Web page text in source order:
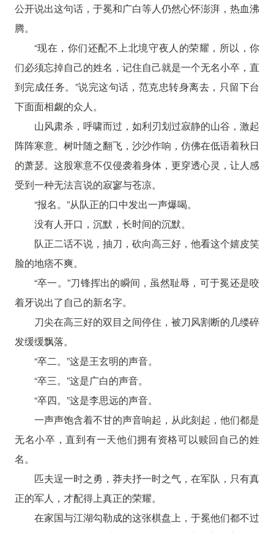
公开说出这句话，于冕和广白等人仍然心怀澎湃，热血沸
腾。
“现在，你们还配不上北境守夜人的荣耀，所以，你
们必须忘掉自己的姓名，记住自己就是一个无名小卒，直
到完成任务。”说完这句话，范克忠转身离去，只留下台
下面面相觑的众人。
山风肃杀，呼啸而过，如利刃划过寂静的山谷，激起
阵阵寒意。树叶随之翻飞，沙沙作响，仿佛在低语着秋日
的萧瑟。这股寒意不仅侵袭着身体，更穿透心灵，让人感
受到一种无法言说的寂寥与苍凉。
“报名。”从队正的口中发出一声爆喝。
没有人开口，沉默，长时间的沉默。
队正二话不说，抽刀，砍向高三好，他看这个嬉皮笑
脸的地痞不爽。
“卒一。”刀锋挥出的瞬间，虽然耻辱，可于冕还是咬
着牙说出了自己的新名字。
刀尖在高三好的双目之间停住，被刀风割断的几缕碎
发缓缓飘落。
“卒二。”这是王玄明的声音。
“卒三。”这是广白的声音。
“卒四。”这是李思远的声音。
一声声饱含着不甘的声音响起，从此刻起，他们都是
无名小卒，直到有一天他们拥有资格可以赎回自己的姓
名。
匹夫逞一时之勇，莽夫抒一时之气，在军队，只有真
正的军人，才配得上真正的荣耀。
在家国与江湖勾勒成的这张棋盘上，于冕他们都不过